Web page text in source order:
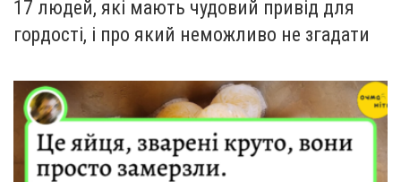
17 людей, які мають чудовий привід для
гордості, і про який неможливо не згадати